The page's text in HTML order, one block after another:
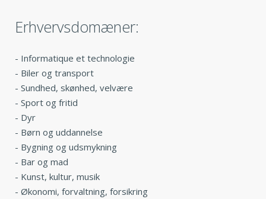
Erhvervsdomæner:
- Informatique et technologie
- Biler og transport
- Sundhed, skønhed, velvære
- Sport og fritid
- Dyr
- Børn og uddannelse
- Bygning og udsmykning
- Bar og mad
- Kunst, kultur, musik
- Økonomi, forvaltning, forsikring